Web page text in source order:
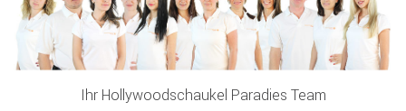
Ihr Hollywoodschaukel Paradies Team